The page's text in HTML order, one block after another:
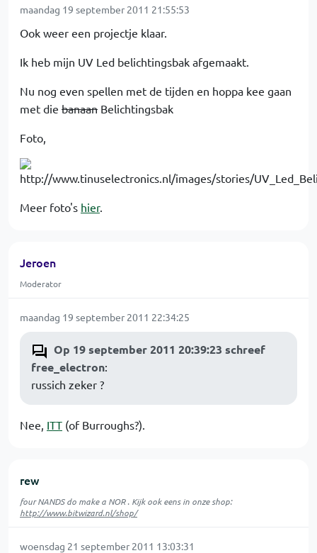
maandag 19 september 2011 21:55:53
Ook weer een projectje klaar.
Ik heb mijn UV Led belichtingsbak afgemaakt.
Nu nog even spellen met de tijden en hoppa kee gaan
met die banaan Belichtingsbak
Foto,
Meer foto's hier.
Jeroen
Moderator
maandag 19 september 2011 22:34:25
Op 19 september 2011 20:39:23 schreef
free_electron:
russich zeker ?
Nee, ITT (of Burroughs?).
rew
four NANDS do make a NOR . Kijk ook eens in onze shop:
http://www.bitwizard.nl/shop/
woensdag 21 september 2011 13:03:31